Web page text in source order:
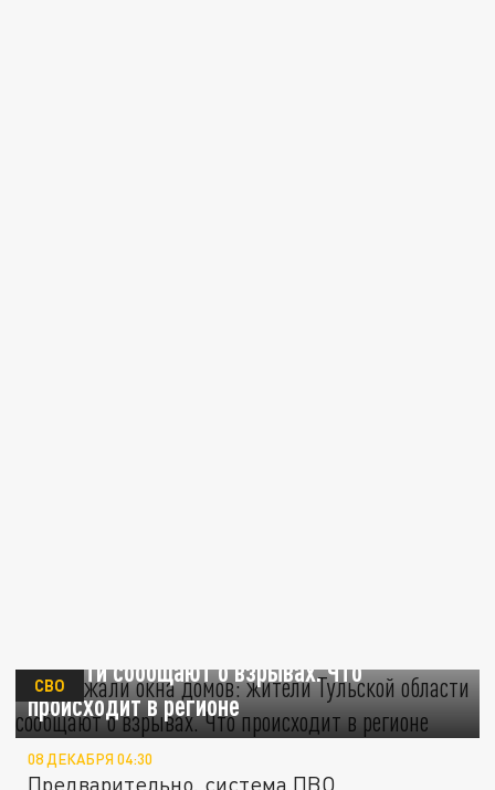
области сообщают о взрывах. Что
происходит в регионе
СВО
08 ДЕКАБРЯ 04:30
Предварительно, система ПВО